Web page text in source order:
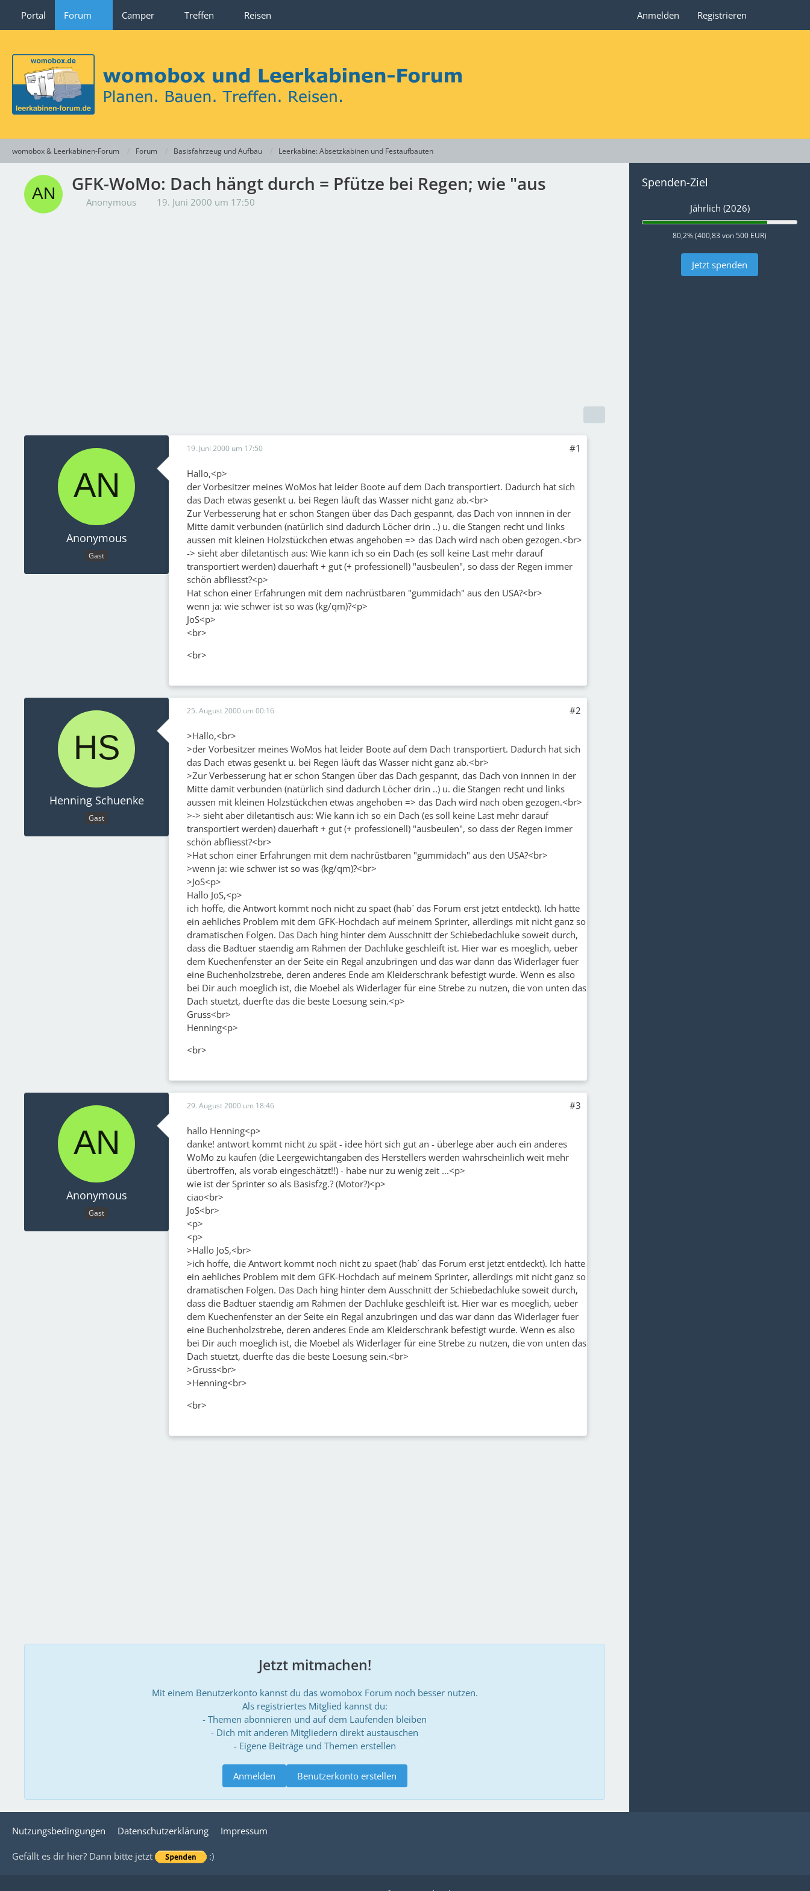
Portal Forum Camper Treffen Reisen Anmelden Registrieren
womobox & Leerkabinen-Forum Forum Basisfahrzeug und Aufbau Leerkabine: Absetzkabinen und Festaufbauten
GFK-WoMo: Dach hängt durch = Pfütze bei Regen; wie "aus
Anonymous 19. Juni 2000 um 17:50
Anonymous
Gast
19. Juni 2000 um 17:50 #1
Hallo,<p>
der Vorbesitzer meines WoMos hat leider Boote auf dem Dach transportiert. Dadurch hat sich
das Dach etwas gesenkt u. bei Regen läuft das Wasser nicht ganz ab.<br>
Zur Verbesserung hat er schon Stangen über das Dach gespannt, das Dach von innnen in der
Mitte damit verbunden (natürlich sind dadurch Löcher drin ..) u. die Stangen recht und links
aussen mit kleinen Holzstückchen etwas angehoben => das Dach wird nach oben gezogen.<br>
-> sieht aber diletantisch aus: Wie kann ich so ein Dach (es soll keine Last mehr darauf
transportiert werden) dauerhaft + gut (+ professionell) "ausbeulen", so dass der Regen immer
schön abfliesst?<p>
Hat schon einer Erfahrungen mit dem nachrüstbaren "gummidach" aus den USA?<br>
wenn ja: wie schwer ist so was (kg/qm)?<p>
JoS<p>
<br>
<br>
Henning Schuenke
Gast
25. August 2000 um 00:16 #2
>Hallo,<br>
>der Vorbesitzer meines WoMos hat leider Boote auf dem Dach transportiert. Dadurch hat sich
das Dach etwas gesenkt u. bei Regen läuft das Wasser nicht ganz ab.<br>
>Zur Verbesserung hat er schon Stangen über das Dach gespannt, das Dach von innnen in der
Mitte damit verbunden (natürlich sind dadurch Löcher drin ..) u. die Stangen recht und links
aussen mit kleinen Holzstückchen etwas angehoben => das Dach wird nach oben gezogen.<br>
>-> sieht aber diletantisch aus: Wie kann ich so ein Dach (es soll keine Last mehr darauf
transportiert werden) dauerhaft + gut (+ professionell) "ausbeulen", so dass der Regen immer
schön abfliesst?<br>
>Hat schon einer Erfahrungen mit dem nachrüstbaren "gummidach" aus den USA?<br>
>wenn ja: wie schwer ist so was (kg/qm)?<br>
>JoS<p>
Hallo JoS,<p>
ich hoffe, die Antwort kommt noch nicht zu spaet (hab´ das Forum erst jetzt entdeckt). Ich hatte
ein aehliches Problem mit dem GFK-Hochdach auf meinem Sprinter, allerdings mit nicht ganz so
dramatischen Folgen. Das Dach hing hinter dem Ausschnitt der Schiebedachluke soweit durch,
dass die Badtuer staendig am Rahmen der Dachluke geschleift ist. Hier war es moeglich, ueber
dem Kuechenfenster an der Seite ein Regal anzubringen und das war dann das Widerlager fuer
eine Buchenholzstrebe, deren anderes Ende am Kleiderschrank befestigt wurde. Wenn es also
bei Dir auch moeglich ist, die Moebel als Widerlager für eine Strebe zu nutzen, die von unten das
Dach stuetzt, duerfte das die beste Loesung sein.<p>
Gruss<br>
Henning<p>
<br>
Anonymous
Gast
29. August 2000 um 18:46 #3
hallo Henning<p>
danke! antwort kommt nicht zu spät - idee hört sich gut an - überlege aber auch ein anderes
WoMo zu kaufen (die Leergewichtangaben des Herstellers werden wahrscheinlich weit mehr
übertroffen, als vorab eingeschätzt!!) - habe nur zu wenig zeit ...<p>
wie ist der Sprinter so als Basisfzg.? (Motor?)<p>
ciao<br>
JoS<br>
<p>
<p>
>Hallo JoS,<br>
>ich hoffe, die Antwort kommt noch nicht zu spaet (hab´ das Forum erst jetzt entdeckt). Ich hatte
ein aehliches Problem mit dem GFK-Hochdach auf meinem Sprinter, allerdings mit nicht ganz so
dramatischen Folgen. Das Dach hing hinter dem Ausschnitt der Schiebedachluke soweit durch,
dass die Badtuer staendig am Rahmen der Dachluke geschleift ist. Hier war es moeglich, ueber
dem Kuechenfenster an der Seite ein Regal anzubringen und das war dann das Widerlager fuer
eine Buchenholzstrebe, deren anderes Ende am Kleiderschrank befestigt wurde. Wenn es also
bei Dir auch moeglich ist, die Moebel als Widerlager für eine Strebe zu nutzen, die von unten das
Dach stuetzt, duerfte das die beste Loesung sein.<br>
>Gruss<br>
>Henning<br>
<br>
Jetzt mitmachen!
Mit einem Benutzerkonto kannst du das womobox Forum noch besser nutzen.
Als registriertes Mitglied kannst du:
- Themen abonnieren und auf dem Laufenden bleiben
- Dich mit anderen Mitgliedern direkt austauschen
- Eigene Beiträge und Themen erstellen
Benutzerkonto erstellen
Anmelden
Spenden-Ziel
Jährlich (2026)
80,2% (400,83 von 500 EUR)
Jetzt spenden
Nutzungsbedingungen Datenschutzerklärung Impressum
Gefällt es dir hier? Dann bitte jetzt :)